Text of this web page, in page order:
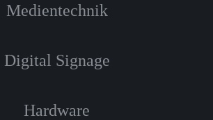
Medientechnik
Digital Signage
Hardware